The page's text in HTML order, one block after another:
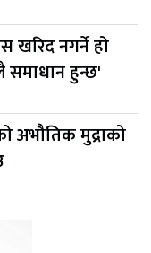
खरिद नगर्ने हो
हुन्छ'
अभौतिक मुद्राको